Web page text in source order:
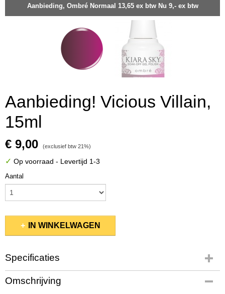
Aanbieding, Ombré Normaal 13,65 ex btw Nu 9,- ex btw
Aanbieding! Vicious Villain,
15ml
€ 9,00 (exclusief btw 21%)
✓ Op voorraad - Levertijd 1-3
Aantal
IN WINKELWAGEN
Specificaties
Productcode
KSGP821
Omschrijving